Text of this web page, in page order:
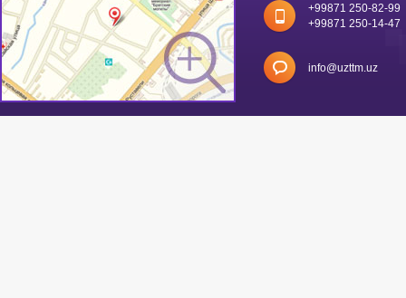
+99871 250-82-99
+99871 250-14-47
info@uzttm.uz